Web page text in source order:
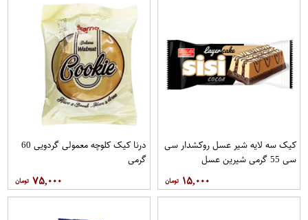
کیک سه لایه شیر عسل روکشدار سی
سی 55 گرمی شیرین عسل
۱۵,۰۰۰
درنا کیک کلوچه معمولی گردویی 60
گرمی
۷۵,۰۰۰